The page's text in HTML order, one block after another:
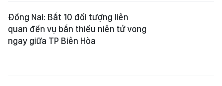
Đồng Nai: Bắt 10 đối tượng liên
quan đến vụ bắn thiếu niên tử vong
ngay giữa TP Biên Hòa